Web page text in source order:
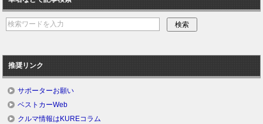
推奨リンク
サポーターお願い
ベストカーWeb
クルマ情報はKUREコラム